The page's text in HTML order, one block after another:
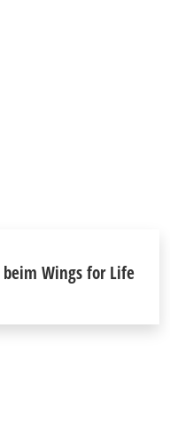
Wings for Life